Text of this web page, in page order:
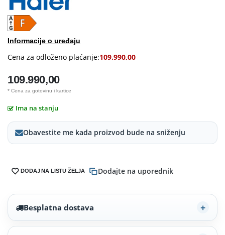
Informacije o uređaju
Cena za odloženo plaćanje:109.990,00
109.990,00
* Cena za gotovinu i kartice
Ima na stanju
Obavestite me kada proizvod bude na sniženju
DODAJ NA LISTU ŽELJA Dodajte na uporednik
Besplatna dostava